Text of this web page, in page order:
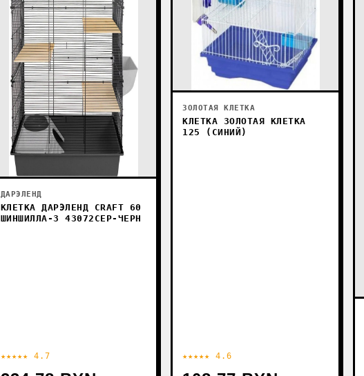
ДАРЭЛЕНД
КЛЕТКА ДАРЭЛЕНД CRAFT 60
ШИНШИЛЛА-3 43072СЕР-ЧЕРН
★★★★★ 4.7
ЗОЛОТАЯ КЛЕТКА
КЛЕТКА ЗОЛОТАЯ КЛЕТКА
125 (СИНИЙ)
★★★★★ 4.6